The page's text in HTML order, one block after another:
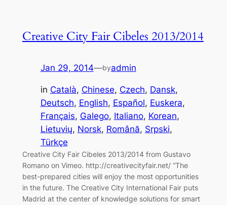
Creative City Fair Cibeles 2013/2014
Jan 29, 2014—byadmin
in Català, Chinese, Czech, Dansk
Deutsch, English, Español, Euskera
Français, Galego, Italiano, Korean
Lietuvių, Norsk, Română, Srpski
Türkçe
Creative City Fair Cibeles 2013/2014 from Gustavo
Romano on Vimeo. http://creativecityfair.net/ “The
best-prepared cities will enjoy the most opportunities
in the future. The Creative City International Fair puts
Madrid at the center of knowledge solutions for smart